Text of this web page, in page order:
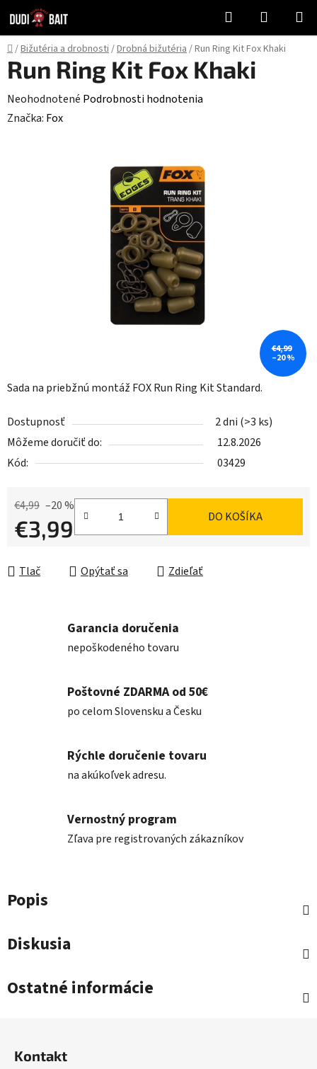
na
obsah
Hľadať
KOŠÍK
Domov
/Bižutéria a drobnosti/Drobná bižutéria/Run Ring Kit Fox Khaki
Sada na priebžnú montáž FOX Run Ring Kit Standard.
Dostupnosť 2 dni (>3 ks)
Môžeme doručiť do:
12.8.2026
Kód:
03429
€4,99 –20 %
€3,99 DO KOŠÍKA
Tlač Opýtať sa Zdieľať
Run Ring Kit Fox Khaki
Priemerné
hodnotenie
Neohodnotené Podrobnosti hodnotenia
Značka: Fox
€4,99
–20 %
Garancia doručenia
nepoškodeného tovaru
Poštovné ZDARMA od 50€
po celom Slovensku a Česku
Rýchle doručenie tovaru
na akúkoľvek adresu.
Vernostný program
Zľava pre registrovaných zákazníkov
Popis
Diskusia
Ostatné informácie
Kontakt